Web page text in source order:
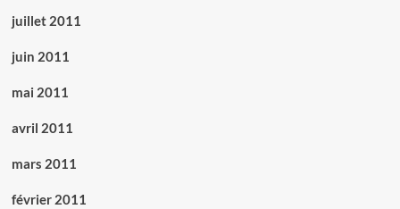
juillet 2011
juin 2011
mai 2011
avril 2011
mars 2011
février 2011